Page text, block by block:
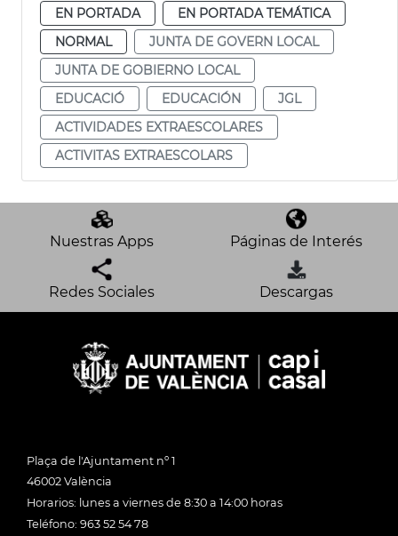
EN PORTADA
EN PORTADA TEMÁTICA
NORMAL
JUNTA DE GOVERN LOCAL
JUNTA DE GOBIERNO LOCAL
EDUCACIÓ
EDUCACIÓN
JGL
ACTIVIDADES EXTRAESCOLARES
ACTIVITAS EXTRAESCOLARS
Nuestras Apps Páginas de Interés
Redes Sociales Descargas
Plaça de l'Ajuntament nº 1
46002 València
Horarios: lunes a viernes de 8:30 a 14:00 horas
Teléfono: 963 52 54 78